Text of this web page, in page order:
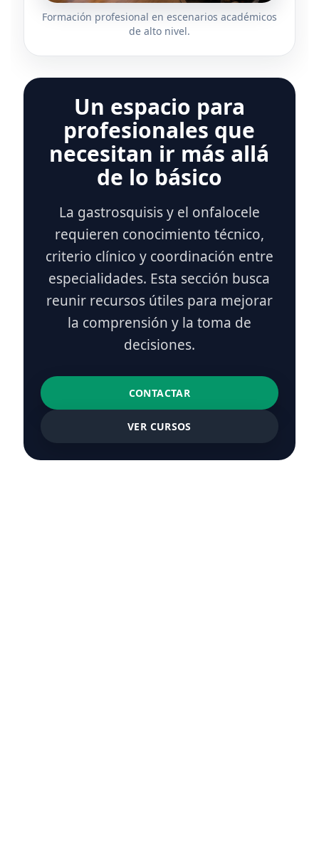
Formación profesional en escenarios académicos
de alto nivel.
Un espacio para
profesionales que
necesitan ir más allá
de lo básico
La gastrosquisis y el onfalocele
requieren conocimiento técnico,
criterio clínico y coordinación entre
especialidades. Esta sección busca
reunir recursos útiles para mejorar
la comprensión y la toma de
decisiones.
CONTACTAR
VER CURSOS